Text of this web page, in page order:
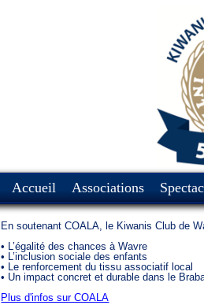
Accueil Associations
En soutenant COALA, le Kiwanis Club de
• L’égalité des chances à Wavre
• L’inclusion sociale des enfants
• Le renforcement du tissu associatif local
• Un impact concret et durable dans le
Plus d'infos sur COALA